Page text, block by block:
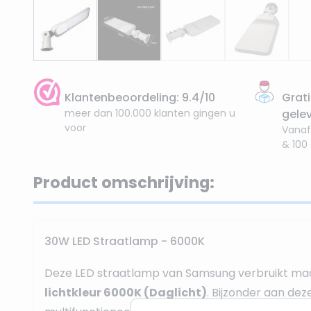
Klantenbeoordeling: 9.4/10
meer dan 100.000 klanten gingen u
voor
Vanaf
&
Product omschrijving:
30W LED Straatlamp - 6000K
Deze LED straatlamp van Samsung verbruikt
lichtkleur 6000K (Daglicht). Bijzonder aan